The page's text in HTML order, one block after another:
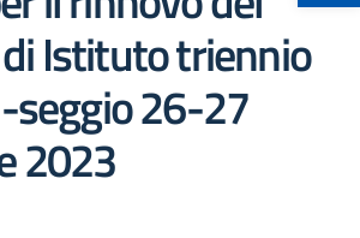
Istituto triennio
26-27
2023